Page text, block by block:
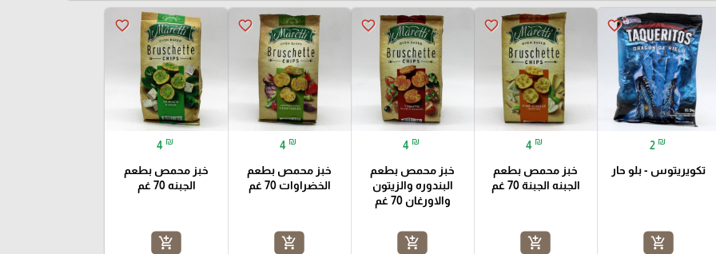
favorite_border
2 ₪
تكويريتوس - بلو حار
add_shopping_cart
favorite_border
4 ₪
خبز محمص بطعم
الجبنه الجبنة 70 غم
add_shopping_cart
favorite_border
4 ₪
خبز محمص بطعم
البندوره والزيتون
والاورغان 70 غم
add_shopping_cart
favorite_border
4 ₪
خبز محمص بطعم
الخضراوات 70 غم
add_shopping_cart
favorite_border
4 ₪
خبز محمص بطعم
الجبنه 70 غم
add_shopping_cart